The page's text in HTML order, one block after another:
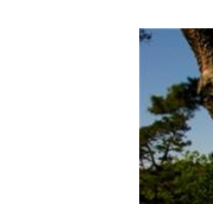
innhold